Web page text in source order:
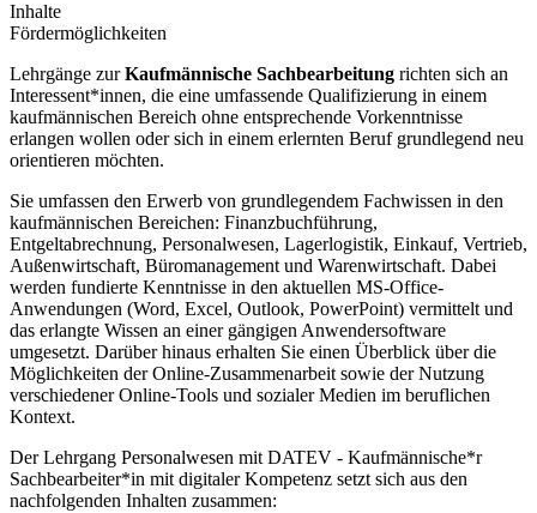
Inhalte
Fördermöglichkeiten
Lehrgänge zurKaufmännische Sachbearbeitung richten sich an
Interessent*innen, die eine umfassende Qualifizierung in einem
kaufmännischen Bereich ohne entsprechende Vorkenntnisse
erlangen wollen oder sich in einem erlernten Beruf grundlegend neu
orientieren möchten.
Sie umfassen den Erwerb von grundlegendem Fachwissen in den
kaufmännischen Bereichen: Finanzbuchführung,
Entgeltabrechnung, Personalwesen, Lagerlogistik, Einkauf, Vertrieb,
Außenwirtschaft, Büromanagement und Warenwirtschaft. Dabei
werden fundierte Kenntnisse in den aktuellen MS-Office-
Anwendungen (Word, Excel, Outlook, PowerPoint) vermittelt und
das erlangte Wissen an einer gängigen Anwendersoftware
umgesetzt. Darüber hinaus erhalten Sie einen Überblick über die
Möglichkeiten der Online-Zusammenarbeit sowie der Nutzung
verschiedener Online-Tools und sozialer Medien im beruflichen
Kontext.
Der Lehrgang Personalwesen mit DATEV - Kaufmännische*r
Sachbearbeiter*in mit digitaler Kompetenz setzt sich aus den
nachfolgenden Inhalten zusammen: